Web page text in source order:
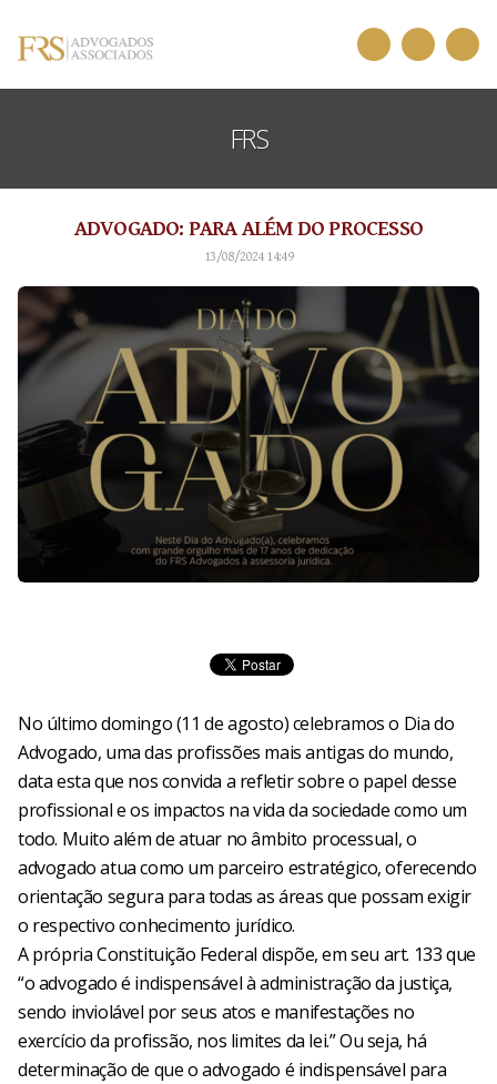
FRS
ADVOGADO: PARA ALÉM DO PROCESSO
13/08/2024 14:49
No último domingo (11 de agosto) celebramos o Dia do
Advogado, uma das profissões mais antigas do mundo,
data esta que nos convida a refletir sobre o papel desse
profissional e os impactos na vida da sociedade como um
todo. Muito além de atuar no âmbito processual, o
advogado atua como um parceiro estratégico, oferecendo
orientação segura para todas as áreas que possam exigir
o respectivo conhecimento jurídico.
A própria Constituição Federal dispõe, em seu art. 133 que
“o advogado é indispensável à administração da justiça,
sendo inviolável por seus atos e manifestações no
exercício da profissão, nos limites da lei.” Ou seja, há
determinação de que o advogado é indispensável para